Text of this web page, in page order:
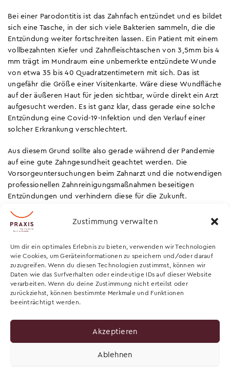
Zustimmung verwalten
Um dir ein optimales Erlebnis zu bieten, verwenden wir Technologien
wie Cookies, um Geräteinformationen zu speichern und/oder darauf
zuzugreifen. Wenn du diesen Technologien zustimmst, können wir
Daten wie das Surfverhalten oder eindeutige IDs auf dieser Website
verarbeiten. Wenn du deine Zustimmung nicht erteilst oder
zurückziehst, können bestimmte Merkmale und Funktionen
beeinträchtigt werden.
Akzeptieren
Ablehnen
Bei einer Parodontitis ist das Zahnfach entzündet und es bildet
sich eine Tasche, in der sich viele Bakterien sammeln, die die
Entzündung weiter fortschreiten lassen. Ein Patient mit einem
vollbezahnten Kiefer und Zahnfleischtaschen von 3,5mm bis 4
mm trägt im Mundraum eine unbemerkte entzündete Wunde
von etwa 35 bis 40 Quadratzentimetern mit sich. Das ist
ungefähr die Größe einer Visitenkarte. Wäre diese Wundfläche
auf der äußeren Haut für jeden sichtbar, würde direkt ein Arzt
aufgesucht werden. Es ist ganz klar, dass gerade eine solche
Entzündung eine Covid-19-Infektion und den Verlauf einer
solcher Erkrankung verschlechtert.
Aus diesem Grund sollte also gerade während der Pandemie
auf eine gute Zahngesundheit geachtet werden. Die
Vorsorgeuntersuchungen beim Zahnarzt und die notwendigen
professionellen Zahnreinigungsmaßnahmen beseitigen
Entzündungen und verhindern diese für die Zukunft.
Bitte beachten Sie, dass wir keine Behandlung durchführen
können, wenn Sie unter Husten oder Fieber leiden, Kontakt zu
befinden oder selbst an Covid-19 erkrankt sind. In dringenden
Notfällen übernehmen Schwerpunktpraxen Ihre Behandlung.
Gerne beraten wir Sie!